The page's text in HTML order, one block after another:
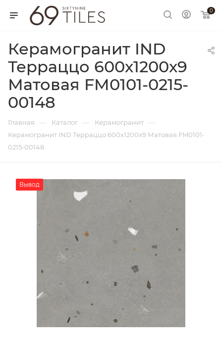
0
Керамогранит IND
Терраццо 600х1200х9
Матовая FM0101-0215-
00148
Главная — Каталог — Керамогранит —
Керамогранит IND Терраццо 600х1200х9 Матовая FM0101-
0215-00148
Вывод